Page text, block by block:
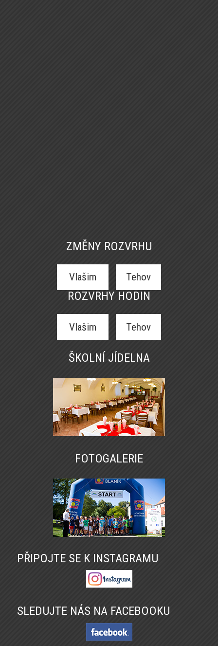
ZMĚNY ROZVRHU
Vlašim Tehov
ROZVRHY HODIN
Vlašim Tehov
ŠKOLNÍ JÍDELNA
FOTOGALERIE
PŘIPOJTE SE K INSTAGRAMU
SLEDUJTE NÁS NA FACEBOOKU